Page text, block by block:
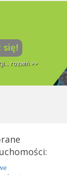
się!
rozwiń >>